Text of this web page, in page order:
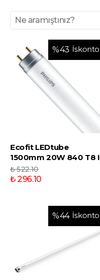
%43 İskonto
Ecofit LEDtube
1500mm 20W 840 T8 I
₺ 522.10
₺ 296.10
%44 İskonto